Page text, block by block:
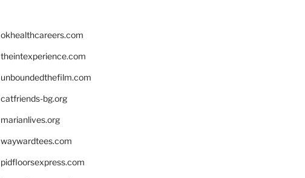
okhealthcareers.com
theintexperience.com
unboundedthefilm.com
catfriends-bg.org
marianlives.org
waywardtees.com
pidfloorsexpress.com